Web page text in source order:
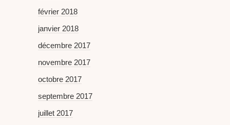
février 2018
janvier 2018
décembre 2017
novembre 2017
octobre 2017
septembre 2017
juillet 2017